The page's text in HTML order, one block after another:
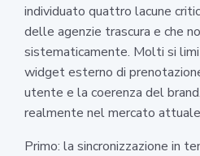
individuato quattro lacune
delle agenzie trascura e che
sistematicamente. Molti si
widget esterno di
utente e la coerenza del
realmente nel mercato
Primo: la sincronizzazione in